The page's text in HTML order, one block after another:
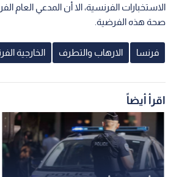
الاستخبارات الفرنسية، الا أن المدعي العام
صحة هذه الفرضية.
فرنسا الارهاب والتطرف الخارجية
اقرأ أيضاً